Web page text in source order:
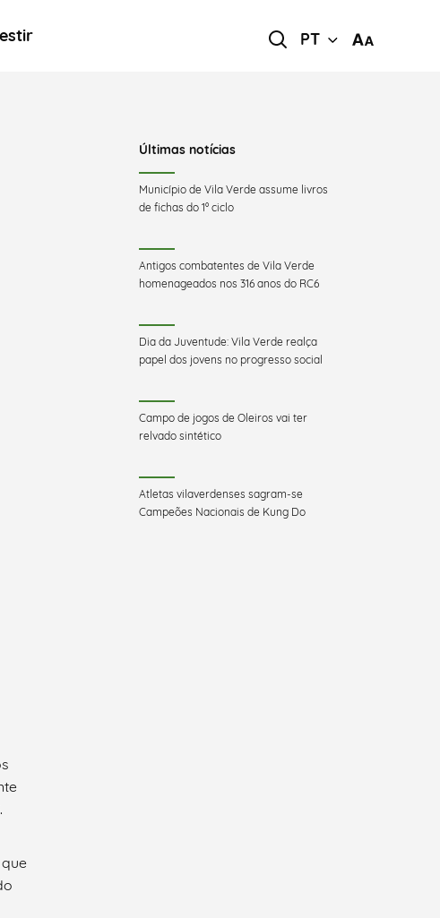
PT
Últimas notícias
Município de Vila Verde assume livros
de fichas do 1º ciclo
Antigos combatentes de Vila Verde
homenageados nos 316 anos do RC6
Dia da Juventude: Vila Verde realça
papel dos jovens no progresso social
Campo de jogos de Oleiros vai ter
relvado sintético
Atletas vilaverdenses sagram-se
Campeões Nacionais de Kung Do